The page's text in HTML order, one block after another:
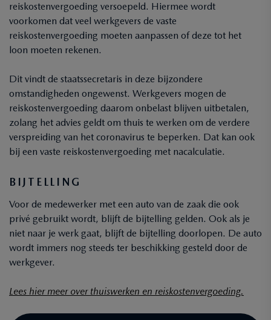
reiskostenvergoeding versoepeld. Hiermee wordt
voorkomen dat veel werkgevers de vaste
reiskostenvergoeding moeten aanpassen of deze tot het
loon moeten rekenen.
Dit vindt de staatssecretaris in deze bijzondere
omstandigheden ongewenst. Werkgevers mogen de
reiskostenvergoeding daarom onbelast blijven uitbetalen,
zolang het advies geldt om thuis te werken om de verdere
verspreiding van het coronavirus te beperken. Dat kan ook
bij een vaste reiskostenvergoeding met nacalculatie.
BIJTELLING
Voor de medewerker met een auto van de zaak die ook
privé gebruikt wordt, blijft de bijtelling gelden. Ook als je
niet naar je werk gaat, blijft de bijtelling doorlopen. De auto
wordt immers nog steeds ter beschikking gesteld door de
werkgever.
Lees hier meer over thuiswerken en reiskostenvergoeding.